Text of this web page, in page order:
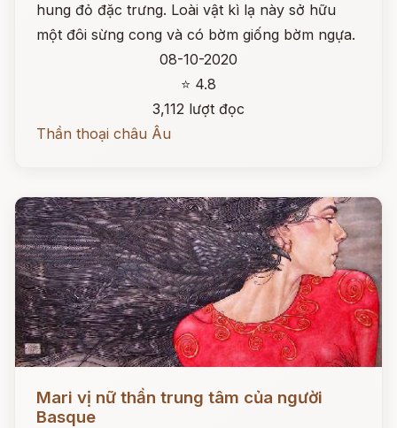
hung đỏ đặc trưng. Loài vật kì lạ này sở hữu
một đôi sừng cong và có bờm giống bờm ngựa.
08-10-2020
⭐ 4.8
3,112 lượt đọc
Thần thoại châu Âu
Mari vị nữ thần trung tâm của người
Basque